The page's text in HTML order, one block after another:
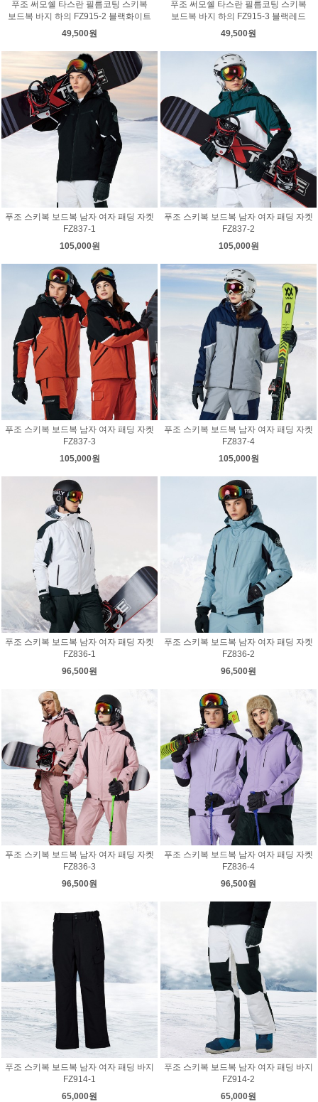
푸조 써모쉘 타스란 필름코팅 스키복
보드복 바지 하의 FZ915-2 블랙화이트
49,500원
푸조 써모쉘 타스란 필름코팅 스키복
보드복 바지 하의 FZ915-3 블랙레드
49,500원
푸조 스키복 보드복 남자 여자 패딩 자켓
FZ837-1
105,000원
푸조 스키복 보드복 남자 여자 패딩 자켓
FZ837-2
105,000원
푸조 스키복 보드복 남자 여자 패딩 자켓
FZ837-3
105,000원
푸조 스키복 보드복 남자 여자 패딩 자켓
FZ837-4
105,000원
푸조 스키복 보드복 남자 여자 패딩 자켓
FZ836-1
96,500원
푸조 스키복 보드복 남자 여자 패딩 자켓
FZ836-2
96,500원
푸조 스키복 보드복 남자 여자 패딩 자켓
FZ836-3
96,500원
푸조 스키복 보드복 남자 여자 패딩 자켓
FZ836-4
96,500원
푸조 스키복 보드복 남자 여자 패딩 바지
FZ914-1
65,000원
푸조 스키복 보드복 남자 여자 패딩 바지
FZ914-2
65,000원